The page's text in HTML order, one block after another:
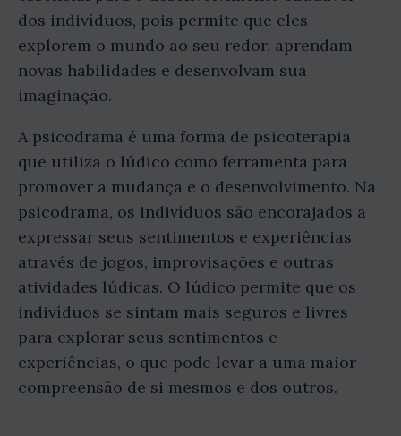
dos indivíduos, pois permite que eles
explorem o mundo ao seu redor, aprendam
novas habilidades e desenvolvam sua
imaginação.
A psicodrama é uma forma de psicoterapia
que utiliza o lúdico como ferramenta para
promover a mudança e o desenvolvimento. Na
psicodrama, os indivíduos são encorajados a
expressar seus sentimentos e experiências
através de jogos, improvisações e outras
atividades lúdicas. O lúdico permite que os
indivíduos se sintam mais seguros e livres
para explorar seus sentimentos e
experiências, o que pode levar a uma maior
compreensão de si mesmos e dos outros.